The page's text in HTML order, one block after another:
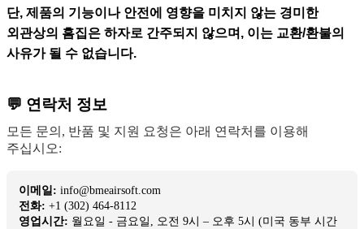
단, 제품의 기능이나 안전에 영향을 미치지 않는 경미한
외관상의 흠집은 하자로 간주되지 않으며, 이는 교환/환불의
사유가 될 수 없습니다.
💬 연락처 정보
모든 문의, 반품 및 지원 요청은 아래 연락처를 이용해
주십시오:
이메일: info@bmeairsoft.com
전화: +1 (302) 464-8112
영업시간: 월요일 - 금요일, 오전 9시 – 오후 5시 (미국 동부 시간